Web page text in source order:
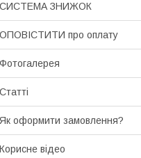
СИСТЕМА ЗНИЖОК
ОПОВІСТИТИ про оплату
Фотогалерея
Статті
Як оформити замовлення?
Корисне відео